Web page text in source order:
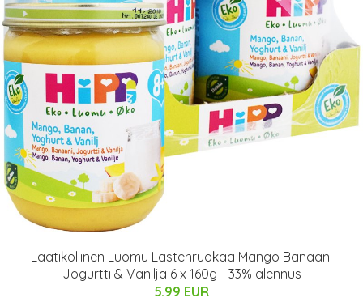
Laatikollinen Luomu Lastenruokaa Mango Banaani
Jogurtti & Vanilja 6 x 160g - 33% alennus
5.99 EUR